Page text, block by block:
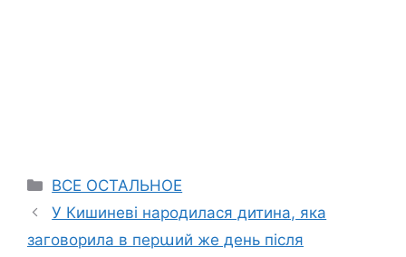
Categories
ВСЕ ОСТАЛЬНОЕ
У Кишиневі народилася дитина, яка
заговорила в перաий же день після